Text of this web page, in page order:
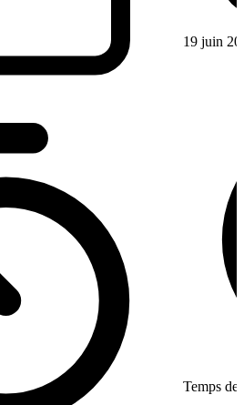
19 juin
Temps de